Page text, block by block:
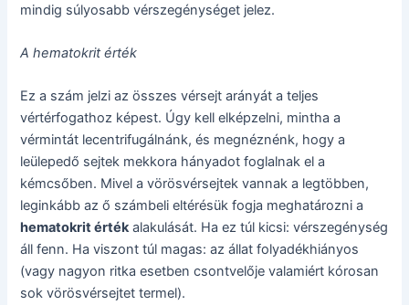
mindig súlyosabb vérszegénységet jelez.
A hematokrit érték
Ez a szám jelzi az összes vérsejt arányát a teljes
vértérfogathoz képest. Úgy kell elképzelni, mintha a
vérmintát lecentrifugálnánk, és megnéznénk, hogy a
leülepedő sejtek mekkora hányadot foglalnak el a
kémcsőben. Mivel a vörösvérsejtek vannak a legtöbben,
leginkább az ő számbeli eltérésük fogja meghatározni a
hematokrit értékalakulását. Ha ez túl kicsi: vérszegénység
áll fenn. Ha viszont túl magas: az állat folyadékhiányos
(vagy nagyon ritka esetben csontvelője valamiért kórosan
sok vörösvérsejtet termel).